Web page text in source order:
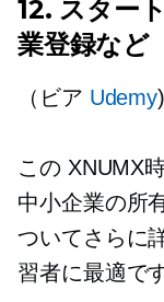
12. スター
業登録など
（ビア Udemy)
この XNUMX
中小企業の所
ついてさらに
習者に最適です